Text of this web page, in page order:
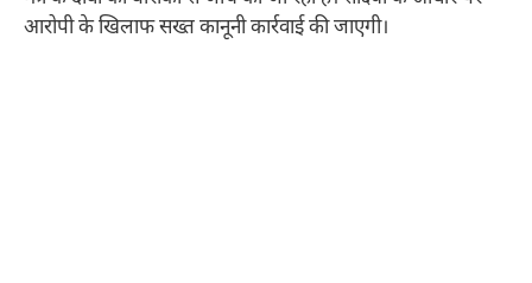
आरोपी के खिलाफ सख्त कानूनी कार्रवाई की जाएगी।